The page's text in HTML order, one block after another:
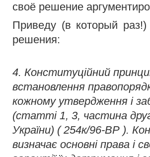
своё решение
Приведу (в который
решения:
4. Конституційний
встановлення
кожному утвердження і
(статті 1, 3, частина
України) ( 254к/96-ВР ).
визначає основні права і